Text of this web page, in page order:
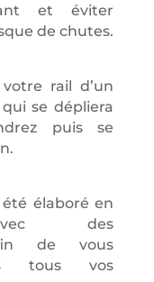
et éviter
de chutes.
rail d’un
se dépliera
puis se
élaboré en
des
de vous
tous vos